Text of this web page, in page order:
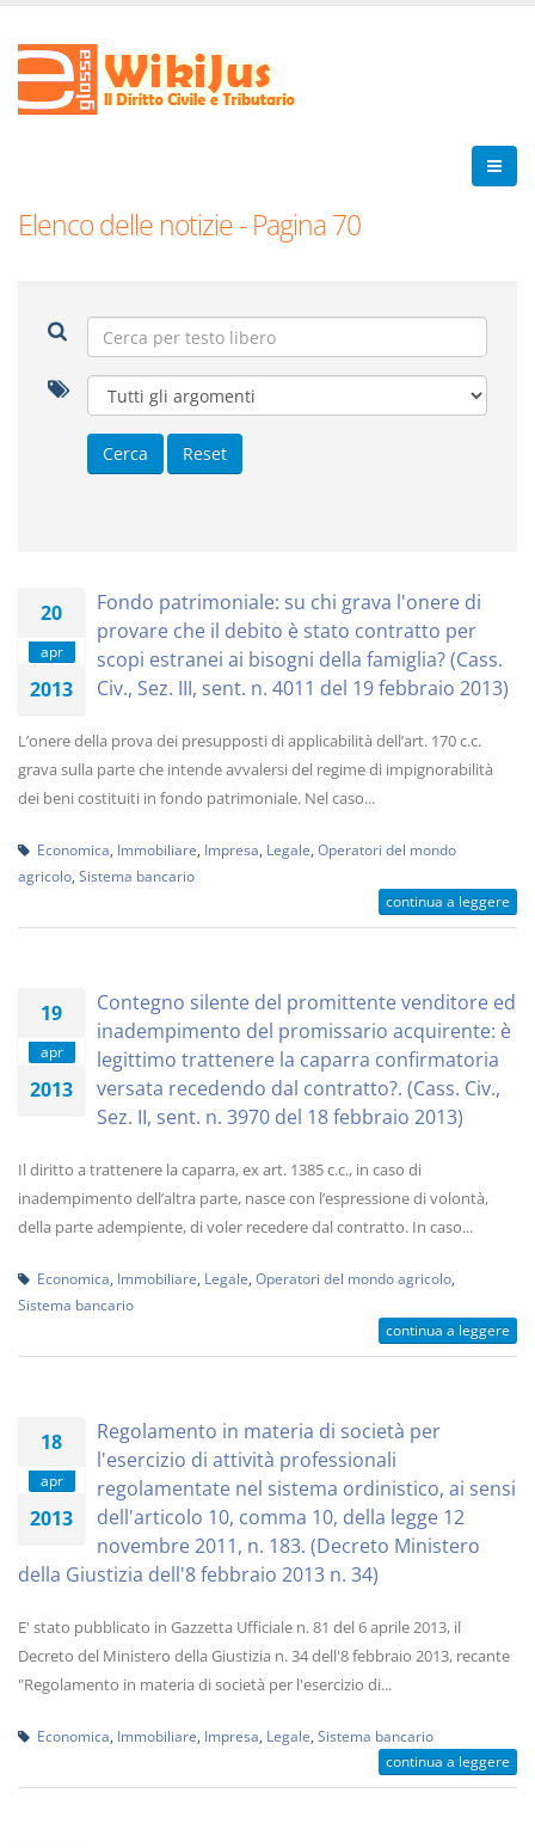
Elenco delle notizie - Pagina 70
20
apr
2013
Fondo patrimoniale: su chi grava l'onere di
provare che il debito è stato contratto per
scopi estranei ai bisogni della famiglia? (Cass.
Civ., Sez. III, sent. n. 4011 del 19 febbraio 2013)
L’onere della prova dei presupposti di applicabilità dell’art. 170 c.c.
grava sulla parte che intende avvalersi del regime di impignorabilità
dei beni costituiti in fondo patrimoniale. Nel caso...
Economica Immobiliare Impresa Legale Operatori del mondo
agricolo Sistema bancario
continua a leggere
19
apr
2013
Contegno silente del promittente venditore ed
inadempimento del promissario acquirente: è
legittimo trattenere la caparra confirmatoria
versata recedendo dal contratto?. (Cass. Civ.,
Sez. II, sent. n. 3970 del 18 febbraio 2013)
Il diritto a trattenere la caparra, ex art. 1385 c.c., in caso di
inadempimento dell’altra parte, nasce con l’espressione di volontà,
della parte adempiente, di voler recedere dal contratto. In caso...
Economica Immobiliare Legale Operatori del mondo agricolo
Sistema bancario
continua a leggere
18
apr
2013
Regolamento in materia di società per
l'esercizio di attività professionali
regolamentate nel sistema ordinistico, ai sensi
dell'articolo 10, comma 10, della legge 12
novembre 2011, n. 183. (Decreto Ministero
della Giustizia dell'8 febbraio 2013 n. 34)
E' stato pubblicato in Gazzetta Ufficiale n. 81 del 6 aprile 2013, il
Decreto del Ministero della Giustizia n. 34 dell'8 febbraio 2013, recante
"Regolamento in materia di società per l'esercizio di...
Economica Immobiliare Impresa Legale Sistema bancario
continua a leggere